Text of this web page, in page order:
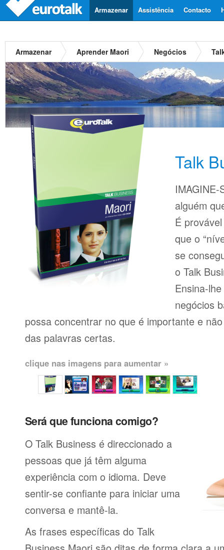
Contacto
Assistência
Armazenar
Armazenar Aprender Maori Negócios
Talk
alguém
É
que o
se
o Talk
Ensina-
negócios
possa concentrar no que é importante e
das palavras certas.
clique nas imagens para aumentar »
Será que funciona comigo?
O Talk Business é direccionado a
pessoas que já têm alguma
experiência com o idioma. Deve
sentir-se confiante para iniciar uma
conversa e mantê-la.
As frases específicas do Talk